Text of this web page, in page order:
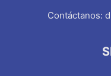
Contáctanos: